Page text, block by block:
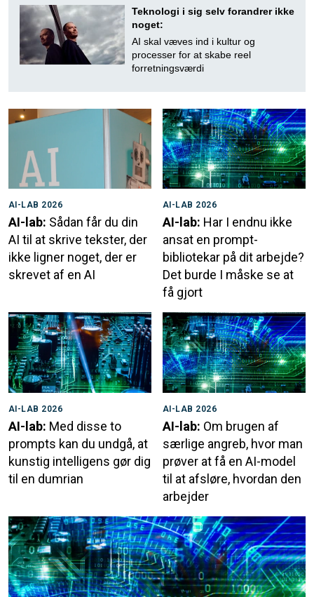
Teknologi i sig selv forandrer ikke
noget:
AI skal væves ind i kultur og
processer for at skabe reel
forretningsværdi
AI-LAB 2026
AI-lab: Sådan får du din
AI til at skrive tekster, der
ikke ligner noget, der er
skrevet af en AI
AI-LAB 2026
AI-lab: Har I endnu ikke
ansat en prompt-
bibliotekar på dit arbejde?
Det burde I måske se at
få gjort
AI-LAB 2026
AI-lab: Med disse to
prompts kan du undgå, at
kunstig intelligens gør dig
til en dumrian
AI-LAB 2026
AI-lab: Om brugen af
særlige angreb, hvor man
prøver at få en AI-model
til at afsløre, hvordan den
arbejder